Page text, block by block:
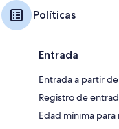
Políticas
Entrada
Entrada a partir
Registro de
Edad mínima